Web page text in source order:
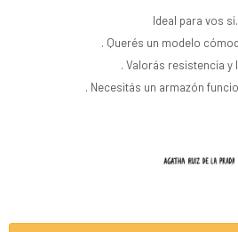
Ideal para vos
. Querés un modelo
. Valorás resistencia y
. Necesitás un armazón